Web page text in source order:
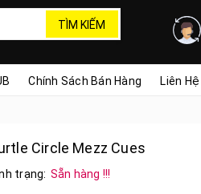
TÌM KIẾM
Chính Sách Bán Hàng Liên Hệ
Circle Mezz Cues
trạng: Sẵn hàng !!!